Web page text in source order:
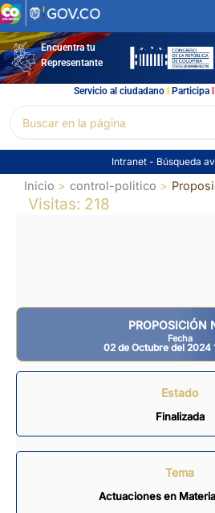
Ir
al
contenidoEncuentra tu
Representante
Servicio al ciudadano l Participal
por:
Intranet - Búsqueda
Inicio control-politico
Visitas: 218
PROPOSICIÓN
Fecha
02 de Octubre del 2024
Estado
Finalizada
Tema
Actuaciones en